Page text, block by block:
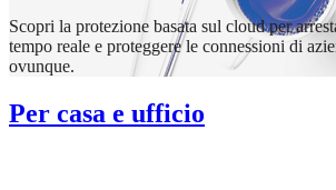
Scopri la protezione basata sul cloud per
tempo reale e proteggere le connessioni di
ovunque.
Per casa e ufficio